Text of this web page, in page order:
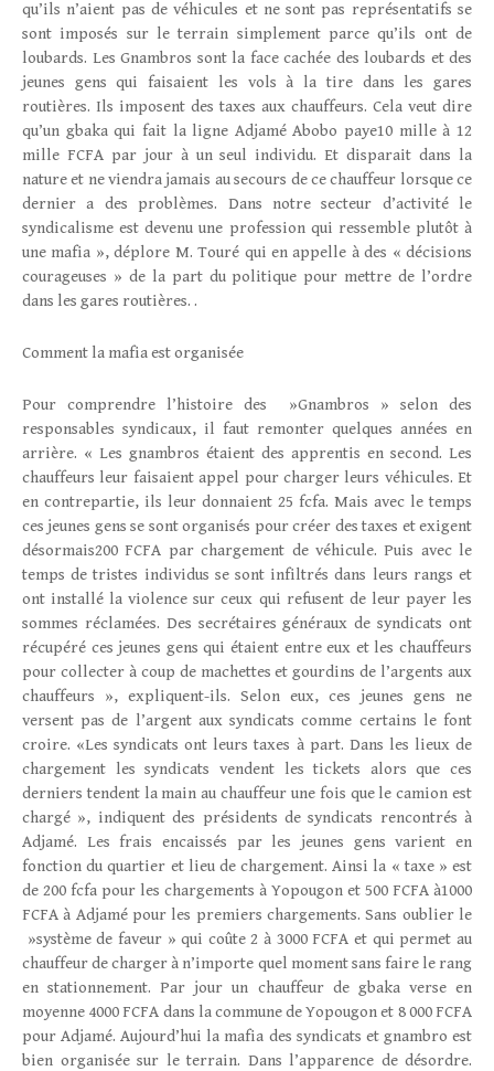
qu’ils n’aient pas de véhicules et ne sont pas représentatifs se
sont imposés sur le terrain simplement parce qu’ils ont de
loubards. Les Gnambros sont la face cachée des loubards et des
jeunes gens qui faisaient les vols à la tire dans les gares
routières. Ils imposent des taxes aux chauffeurs. Cela veut dire
qu’un gbaka qui fait la ligne Adjamé Abobo paye10 mille à 12
mille FCFA par jour à un seul individu. Et disparait dans la
nature et ne viendra jamais au secours de ce chauffeur lorsque ce
dernier a des problèmes. Dans notre secteur d’activité le
syndicalisme est devenu une profession qui ressemble plutôt à
une mafia », déplore M. Touré qui en appelle à des « décisions
courageuses » de la part du politique pour mettre de l’ordre
dans les gares routières. .
Comment la mafia est organisée
Pour comprendre l’histoire des »Gnambros » selon des
responsables syndicaux, il faut remonter quelques années en
arrière. « Les gnambros étaient des apprentis en second. Les
chauffeurs leur faisaient appel pour charger leurs véhicules. Et
en contrepartie, ils leur donnaient 25 fcfa. Mais avec le temps
ces jeunes gens se sont organisés pour créer des taxes et exigent
désormais200 FCFA par chargement de véhicule. Puis avec le
temps de tristes individus se sont infiltrés dans leurs rangs et
ont installé la violence sur ceux qui refusent de leur payer les
sommes réclamées. Des secrétaires généraux de syndicats ont
récupéré ces jeunes gens qui étaient entre eux et les chauffeurs
pour collecter à coup de machettes et gourdins de l’argents aux
chauffeurs », expliquent-ils. Selon eux, ces jeunes gens ne
versent pas de l’argent aux syndicats comme certains le font
croire. «Les syndicats ont leurs taxes à part. Dans les lieux de
chargement les syndicats vendent les tickets alors que ces
derniers tendent la main au chauffeur une fois que le camion est
chargé », indiquent des présidents de syndicats rencontrés à
Adjamé. Les frais encaissés par les jeunes gens varient en
fonction du quartier et lieu de chargement. Ainsi la « taxe » est
de 200 fcfa pour les chargements à Yopougon et 500 FCFA à1000
FCFA à Adjamé pour les premiers chargements. Sans oublier le
»système de faveur » qui coûte 2 à 3000 FCFA et qui permet au
chauffeur de charger à n’importe quel moment sans faire le rang
en stationnement. Par jour un chauffeur de gbaka verse en
moyenne 4000 FCFA dans la commune de Yopougon et 8 000 FCFA
pour Adjamé. Aujourd’hui la mafia des syndicats et gnambro est
bien organisée sur le terrain. Dans l’apparence de désordre.